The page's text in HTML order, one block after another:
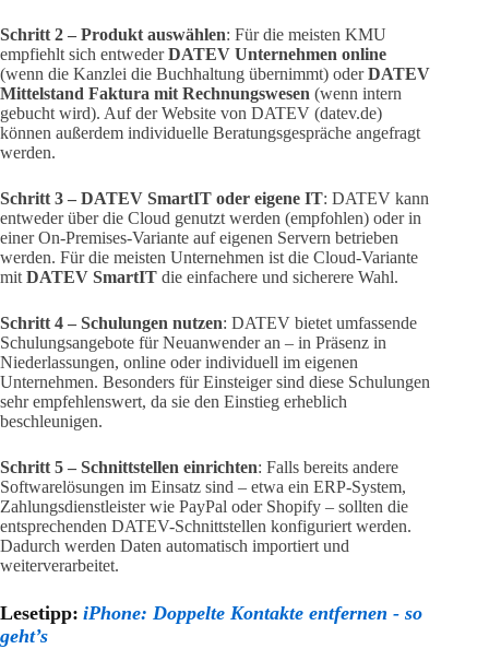
Schritt 2 – Produkt auswählen: Für die meisten KMU
empfiehlt sich entwederDATEV Unternehmen online
(wenn die Kanzlei die Buchhaltung übernimmt) oderDATEV
Mittelstand Faktura mit Rechnungswesen (wenn intern
gebucht wird). Auf der Website von DATEV (datev.de)
können außerdem individuelle Beratungsgespräche angefragt
werden.
Schritt 3 – DATEV SmartIT oder eigene IT: DATEV kann
entweder über die Cloud genutzt werden (empfohlen) oder in
einer On-Premises-Variante auf eigenen Servern betrieben
werden. Für die meisten Unternehmen ist die Cloud-Variante
mit DATEV SmartIT die einfachere und sicherere Wahl.
Schritt 4 – Schulungen nutzen: DATEV bietet umfassende
Schulungsangebote für Neuanwender an – in Präsenz in
Niederlassungen, online oder individuell im eigenen
Unternehmen. Besonders für Einsteiger sind diese Schulungen
sehr empfehlenswert, da sie den Einstieg erheblich
beschleunigen.
Schritt 5 – Schnittstellen einrichten: Falls bereits andere
Softwarelösungen im Einsatz sind – etwa ein ERP-System,
Zahlungsdienstleister wie PayPal oder Shopify – sollten die
entsprechenden DATEV-Schnittstellen konfiguriert werden.
Dadurch werden Daten automatisch importiert und
weiterverarbeitet.
Lesetipp: iPhone: Doppelte Kontakte entfernen - so
geht’s